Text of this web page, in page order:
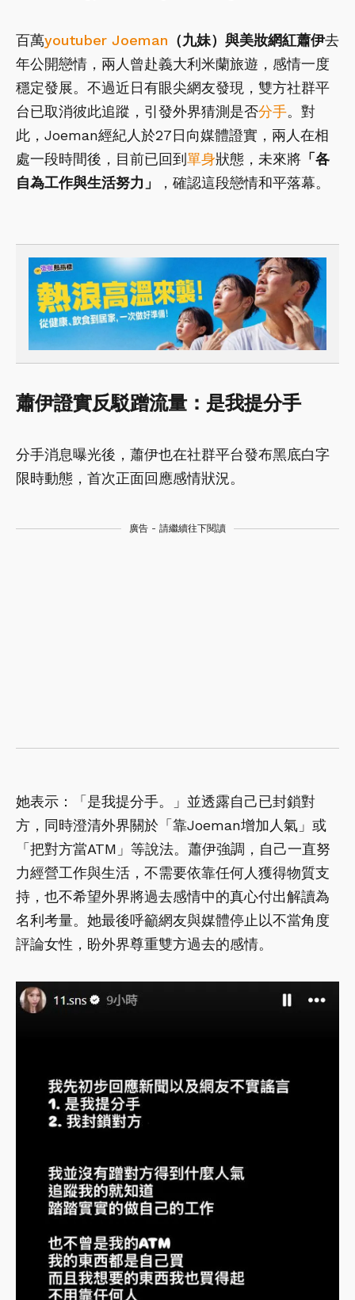
百萬youtuber Joeman （九妹） 與美妝網紅蕭伊去
年公開戀情，兩人曾赴義大利米蘭旅遊，感情一度
穩定發展。不過近日有眼尖網友發現，雙方社群平
台已取消彼此追蹤，引發外界猜測是否分手。對
此，Joeman經紀人於27日向媒體證實，兩人在相
處一段時間後，目前已回到單身狀態，未來將 「各
自為工作與生活努力」
，確認這段戀情和平落幕。
蕭伊證實反駁蹭流量：是我提分手
分手消息曝光後，蕭伊也在社群平台發布黑底白字
限時動態，首次正面回應感情狀況。
廣告 - 請繼續往下閱讀
她表示：「是我提分手。」並透露自己已封鎖對
方，同時澄清外界關於「靠Joeman增加人氣」或
「把對方當ATM」等說法。蕭伊強調，自己一直努
力經營工作與生活，不需要依靠任何人獲得物質支
持，也不希望外界將過去感情中的真心付出解讀為
名利考量。她最後呼籲網友與媒體停止以不當角度
評論女性，盼外界尊重雙方過去的感情。